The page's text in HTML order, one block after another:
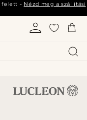
felett - Nézd meg a szállítási